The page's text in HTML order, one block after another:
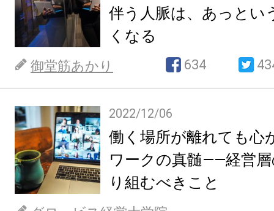
伴う人脈は、あっとい
くなる
御堂筋あかり 634
2022/12/06
働く場所が離れても心
ワークの真髄――経営
り組むべきこと